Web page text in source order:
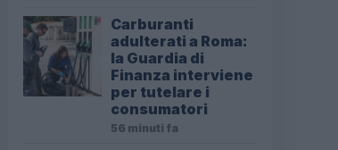
Carburanti
adulterati a Roma:
la Guardia di
Finanza interviene
per tutelare i
consumatori
56 minuti fa